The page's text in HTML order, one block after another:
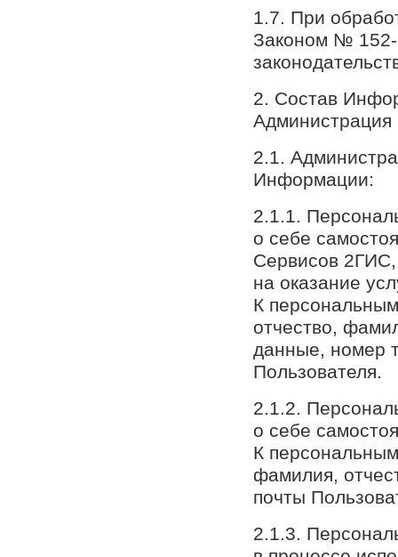
1.7. При
Законом №
2. Состав
Администрация
2.1.
Информации:
2.1.1.
о себе
Сервисов 2ГИС,
на оказание
К
отчество,
данные, номер
Пользователя.
2.1.2.
о себе
К
фамилия,
почты
2.1.3.